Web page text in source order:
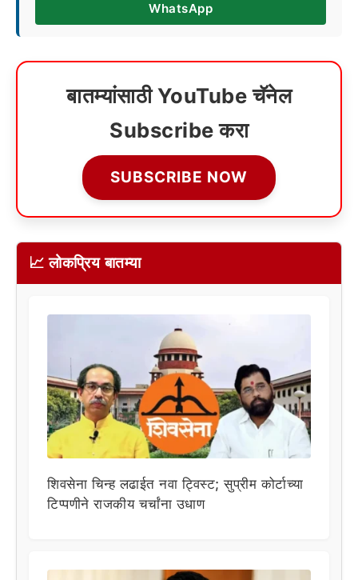
WhatsApp
बातम्यांसाठी YouTube चॅनेल
Subscribe करा
SUBSCRIBE NOW
📈 लोकप्रिय बातम्या
शिवसेना चिन्ह लढाईत नवा ट्विस्ट; सुप्रीम कोर्टाच्या
टिप्पणीने राजकीय चर्चांना उधाण